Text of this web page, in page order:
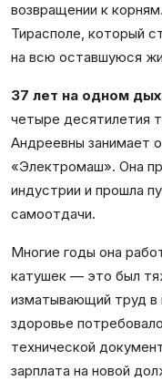
возвращении к
Тирасполе, который
на всю оставшуюся
37 лет на одном
четыре десятилетия
Андреевны занимает
«Электромаш». Она
индустрии и прошла
самоотдачи.
Многие годы она
катушек — это был
изматывающий труд в
здоровье
технической
зарплата на новой